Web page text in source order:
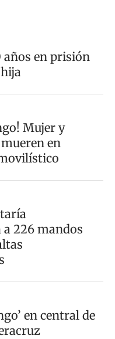
años en prisión
Mujer y
en
226 mandos
en central de